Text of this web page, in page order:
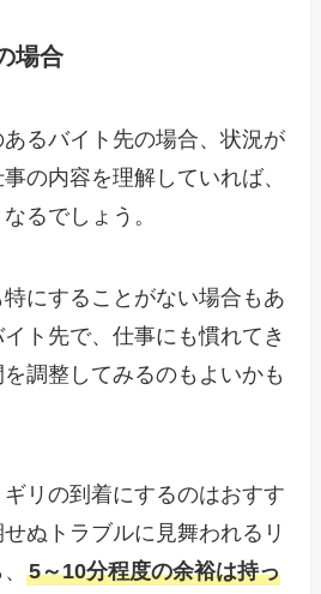
場合
るバイト先の場合、状況が
の内容を理解していれば、
るでしょう。
にすることがない場合もあ
ト先で、仕事にも慣れてき
調整してみるのもよいかも
リの到着にするのはおすす
ぬトラブルに見舞われるリ
、5～10分程度の余裕は持っ